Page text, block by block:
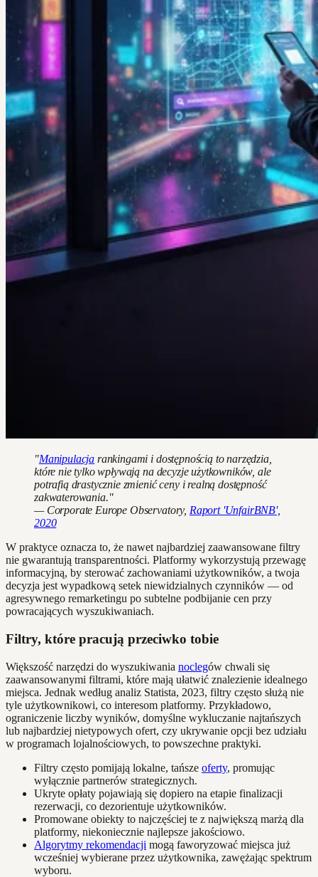
"Manipulacja rankingami i dostępnością to narzędzia,
które nie tylko wpływają na decyzje użytkowników, ale
potrafią drastycznie zmienić ceny i realną dostępność
zakwaterowania."
— Corporate Europe Observatory, Raport 'UnfairBNB',
2020
W praktyce oznacza to, że nawet najbardziej zaawansowane filtry
nie gwarantują transparentności. Platformy wykorzystują przewagę
informacyjną, by sterować zachowaniami użytkowników, a twoja
decyzja jest wypadkową setek niewidzialnych czynników — od
agresywnego remarketingu po subtelne podbijanie cen przy
powracających wyszukiwaniach.
Filtry, które pracują przeciwko tobie
Większość narzędzi do wyszukiwania noclegów chwali się
zaawansowanymi filtrami, które mają ułatwić znalezienie idealnego
miejsca. Jednak według analiz Statista, 2023, filtry często służą nie
tyle użytkownikowi, co interesom platformy. Przykładowo,
ograniczenie liczby wyników, domyślne wykluczanie najtańszych
lub najbardziej nietypowych ofert, czy ukrywanie opcji bez udziału
w programach lojalnościowych, to powszechne praktyki.
Filtry często pomijają lokalne, tańsze oferty, promując
wyłącznie partnerów strategicznych.
Ukryte opłaty pojawiają się dopiero na etapie finalizacji
rezerwacji, co dezorientuje użytkowników.
Promowane obiekty to najczęściej te z największą marżą dla
platformy, niekoniecznie najlepsze jakościowo.
Algorytmy rekomendacji mogą faworyzować miejsca już
wcześniej wybierane przez użytkownika, zawężając spektrum
wyboru.